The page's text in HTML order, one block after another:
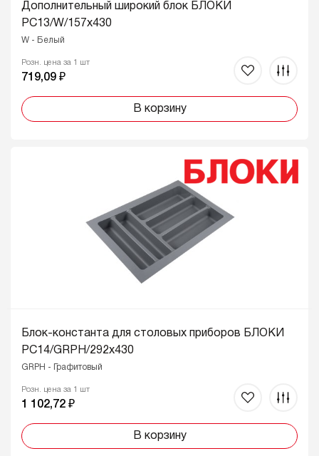
Дополнительный широкий блок БЛОКИ
PC13/W/157x430
W - Белый
Розн. цена за 1 шт
719,09 ₽
В корзину
Блок-константа для столовых приборов БЛОКИ
PC14/GRPH/292x430
GRPH - Графитовый
Розн. цена за 1 шт
1 102,72 ₽
В корзину